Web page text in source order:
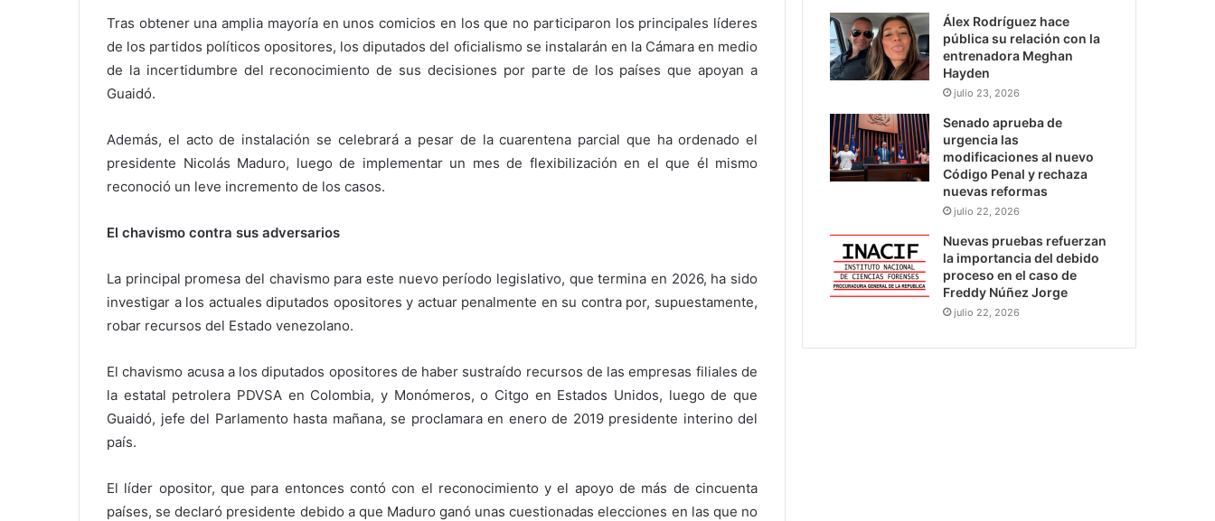
Tras obtener una amplia mayoría en unos comicios en los que no participaron los principales líderes
de los partidos políticos opositores, los diputados del oficialismo se instalarán en la Cámara en medio
de la incertidumbre del reconocimiento de sus decisiones por parte de los países que apoyan a
Guaidó.
Además, el acto de instalación se celebrará a pesar de la cuarentena parcial que ha ordenado el
presidente Nicolás Maduro, luego de implementar un mes de flexibilización en el que él mismo
reconoció un leve incremento de los casos.
El chavismo contra sus adversarios
La principal promesa del chavismo para este nuevo período legislativo, que termina en 2026, ha sido
investigar a los actuales diputados opositores y actuar penalmente en su contra por, supuestamente,
robar recursos del Estado venezolano.
El chavismo acusa a los diputados opositores de haber sustraído recursos de las empresas filiales de
la estatal petrolera PDVSA en Colombia, y Monómeros, o Citgo en Estados Unidos, luego de que
Guaidó, jefe del Parlamento hasta mañana, se proclamara en enero de 2019 presidente interino del
país.
El líder opositor, que para entonces contó con el reconocimiento y el apoyo de más de cincuenta
países, se declaró presidente debido a que Maduro ganó unas cuestionadas elecciones en las que no
Álex Rodríguez hace
pública su relación con la
entrenadora Meghan
Hayden
julio 23, 2026
Senado aprueba de
urgencia las
modificaciones al nuevo
Código Penal y rechaza
nuevas reformas
julio 22, 2026
Nuevas pruebas refuerzan
la importancia del debido
proceso en el caso de
Freddy Núñez Jorge
julio 22, 2026